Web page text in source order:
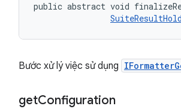
public abstract void
Bước xử lý việc sử dụng
getConfiguration